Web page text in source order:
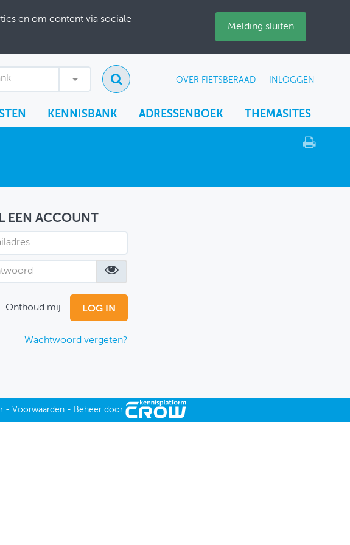
en om content via sociale
Melding sluiten
OVER FIETSBERAAD INLOGGEN
KENNISBANK ADRESSENBOEK THEMASITES
EEN ACCOUNT
Onthoud mij
Wachtwoord vergeten?
- Voorwaarden - Beheer door